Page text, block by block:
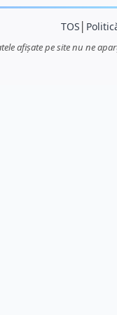
TOS
afișate pe site nu ne